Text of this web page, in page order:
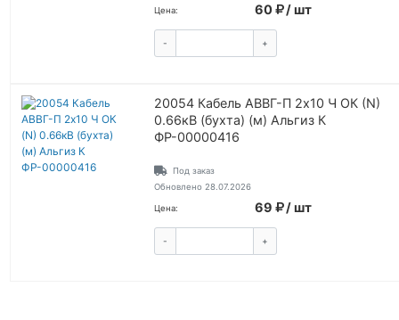
Цена: 60 / шт
- +
20054 Кабель АВВГ-П 2х10 Ч ОК (N)
0.66кВ (бухта) (м) Альгиз К
ФР-00000416
Под заказ
Обновлено 28.07.2026
Цена: 69 / шт
- +